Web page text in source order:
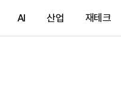
AI 산업 재테크